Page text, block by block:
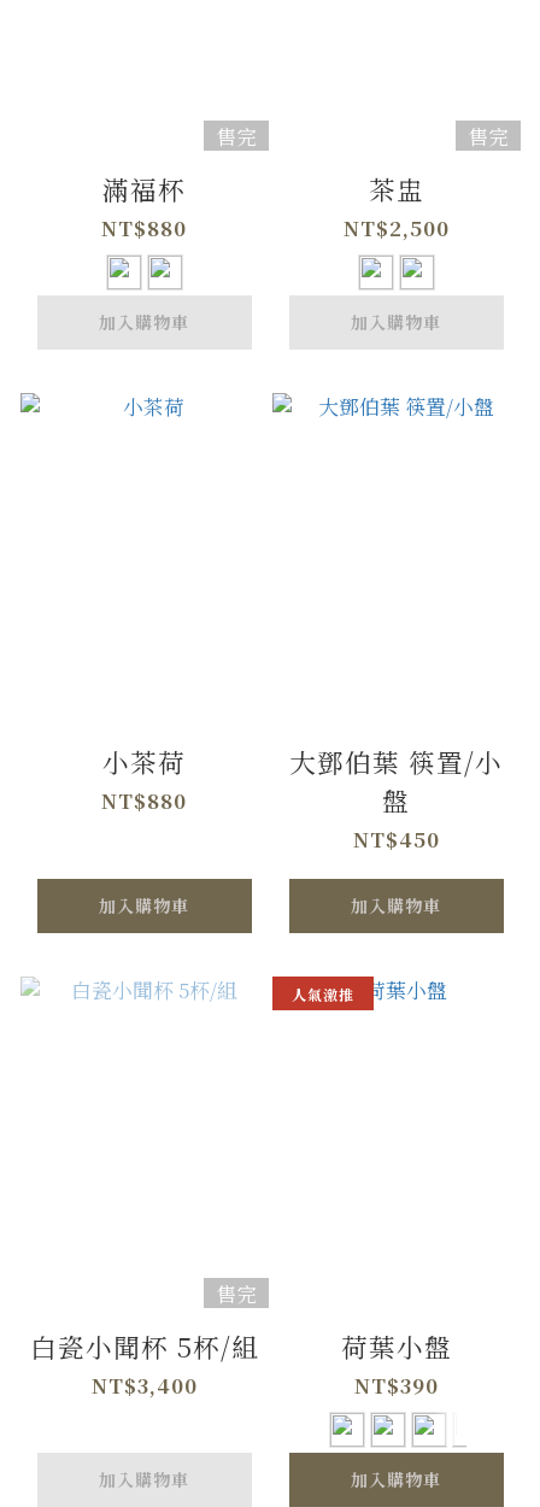
售完
滿福杯
NT$880
加入購物車
售完
茶盅
NT$2,500
加入購物車
小茶荷
NT$880
加入購物車
大鄧伯葉 筷置/小
盤
NT$450
加入購物車
售完
白瓷小聞杯 5杯/組
NT$3,400
加入購物車
人氣激推
荷葉小盤
NT$390
加入購物車